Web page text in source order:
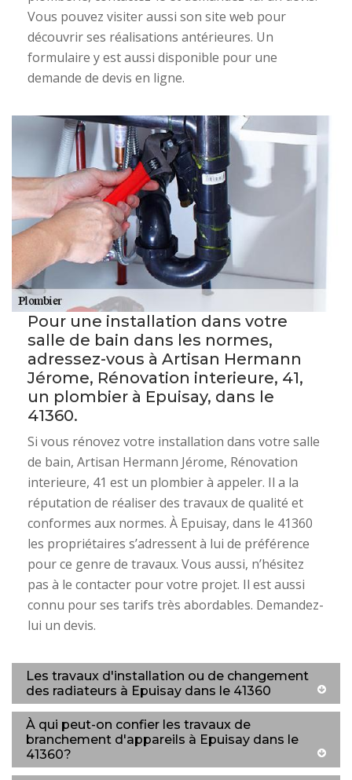
Vous pouvez visiter aussi son site web pour
découvrir ses réalisations antérieures. Un
formulaire y est aussi disponible pour une
demande de devis en ligne.
Pour une installation dans votre
salle de bain dans les normes,
adressez-vous à Artisan Hermann
Jérome, Rénovation interieure, 41,
un plombier à Epuisay, dans le
41360.
Si vous rénovez votre installation dans votre salle
de bain, Artisan Hermann Jérome, Rénovation
interieure, 41 est un plombier à appeler. Il a la
réputation de réaliser des travaux de qualité et
conformes aux normes. À Epuisay, dans le 41360
les propriétaires s’adressent à lui de préférence
pour ce genre de travaux. Vous aussi, n’hésitez
pas à le contacter pour votre projet. Il est aussi
connu pour ses tarifs très abordables. Demandez-
lui un devis.
Les travaux d'installation ou de changement
des radiateurs à Epuisay dans le 41360
À qui peut-on confier les travaux de
branchement d'appareils à Epuisay dans le
41360?